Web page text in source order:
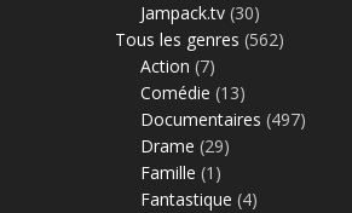
Jampack.tv (30)
Tous les genres (562)
Action (7)
Comédie (13)
Documentaires (497)
Drame (29)
Famille (1)
Fantastique (4)